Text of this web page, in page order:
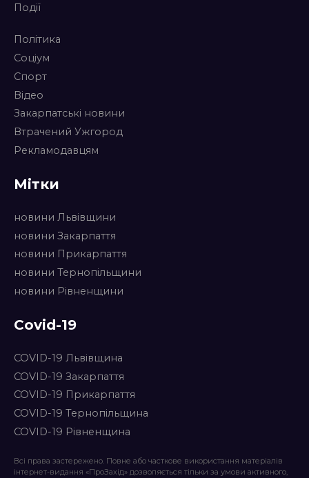
Події
Політика
Соціум
Спорт
Відео
Закарпатські новини
Втрачений Ужгород
Рекламодавцям
Мітки
новини Львівщини
новини Закарпаття
новини Прикарпаття
новини Тернопільщини
новини Рівненщини
Covid-19
COVID-19 Львівщина
COVID-19 Закарпаття
COVID-19 Прикарпаття
COVID-19 Тернопільщина
COVID-19 Рівненщина
Всі права застережено. Повне або часткове використання матеріалів
інтернет-видання «ПроЗахід» дозволяється тільки за умови активного,